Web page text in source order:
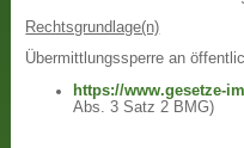
Rechtsgrundlage(n)
Übermittlungssperre an
https://www.gesetze-
Abs. 3 Satz 2 BMG)